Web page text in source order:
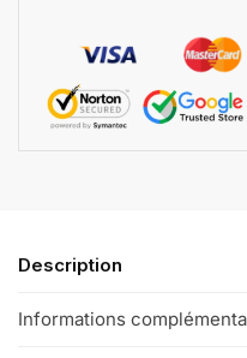
Description
Informations